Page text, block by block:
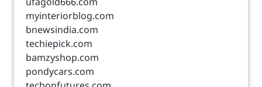
myinteriorblog.com
bnewsindia.com
techiepick.com
bamzyshop.com
pondycars.com